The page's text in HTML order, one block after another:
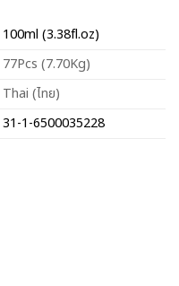
100ml (3.38fl.oz)
77Pcs (7.70Kg)
Thai (ไทย)
31-1-6500035228